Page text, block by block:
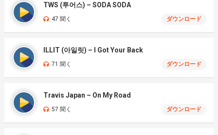
TWS (투어스) – SODA SODA
47 聞く ダウンロード
ILLIT (아일릿) – I Got Your Back
71 聞く ダウンロード
Travis Japan – On My Road
57 聞く ダウンロード